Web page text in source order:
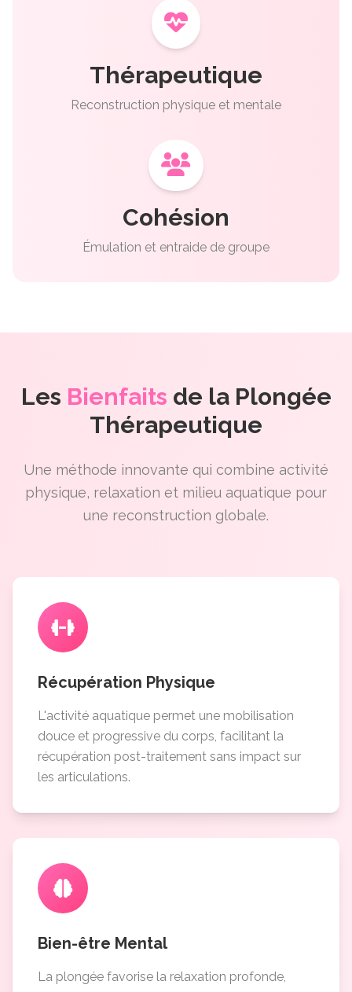
Thérapeutique
Reconstruction physique et mentale
Cohésion
Émulation et entraide de groupe
Les Bienfaits de la Plongée
Thérapeutique
Une méthode innovante qui combine activité
physique, relaxation et milieu aquatique pour
une reconstruction globale.
Récupération Physique
L'activité aquatique permet une mobilisation
douce et progressive du corps, facilitant la
récupération post-traitement sans impact sur
les articulations.
Bien-être Mental
La plongée favorise la relaxation profonde,